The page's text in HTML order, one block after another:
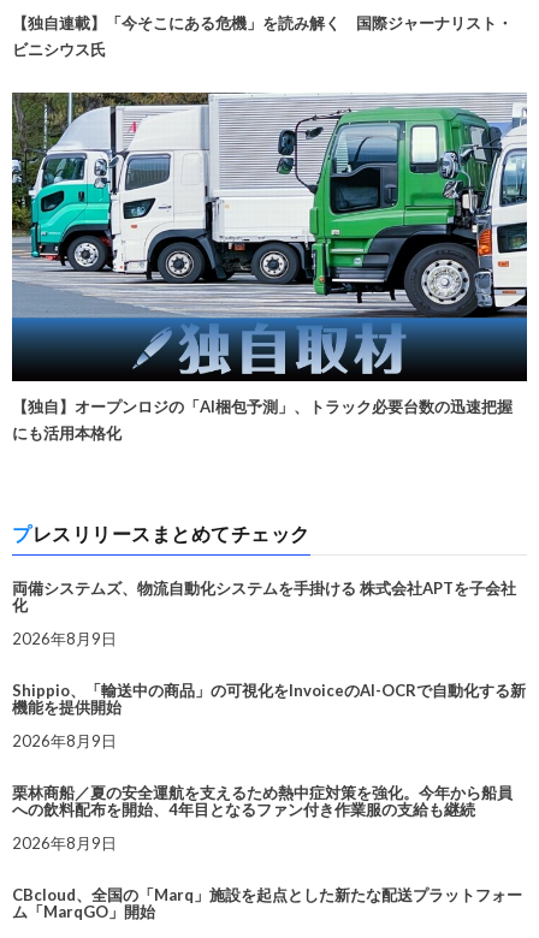
【独自連載】「今そこにある危機」を読み解く 国際ジャーナリスト・
ビニシウス氏
【独自】オープンロジの「AI梱包予測」、トラック必要台数の迅速把握
にも活用本格化
プレスリリースまとめてチェック
両備システムズ、物流自動化システムを手掛ける 株式会社APTを子会社
化
2026年8月9日
Shippio、「輸送中の商品」の可視化をInvoiceのAI-OCRで自動化する新
機能を提供開始
2026年8月9日
栗林商船／夏の安全運航を支えるため熱中症対策を強化。今年から船員
への飲料配布を開始、4年目となるファン付き作業服の支給も継続
2026年8月9日
CBcloud、全国の「Marq」施設を起点とした新たな配送プラットフォー
ム「MarqGO」開始